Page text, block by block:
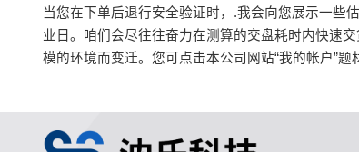
当您在下单后退行安全验证时，.我会向您展示一
业日。咱们会尽往往奋力在测算的交盘耗时内快速
模的环境而变迁。您可点击本公司网站“我的帐户”